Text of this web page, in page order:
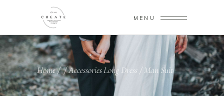
MENU
Home//Accessories,Long Dress/Man Suit